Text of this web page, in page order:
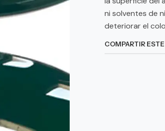
ni solventes de
deteriorar el
COMPARTIR